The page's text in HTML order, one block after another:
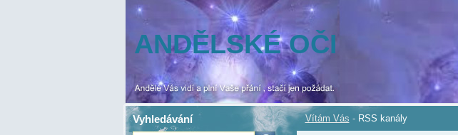
ANDĚLSKÉ OČI
Vítám Vás - RSS kanály
Vyhledávání